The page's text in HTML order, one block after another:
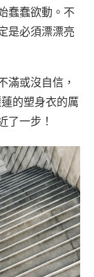
蠢蠢欲動。不
是必須漂漂亮
滿或沒自信，
的塑身衣的厲
了一步！